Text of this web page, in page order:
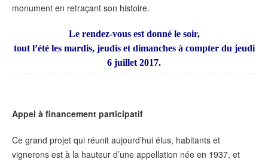
monument en retraçant son histoire.
Le rendez-vous est donné le soir,
tout l’été les mardis, jeudis et dimanches à compter du jeudi
6 juillet 2017.
Appel à financement participatif
Ce grand projet qui réunit aujourd’hui élus, habitants et
vignerons est à la hauteur d’une appellation née en 1937, et